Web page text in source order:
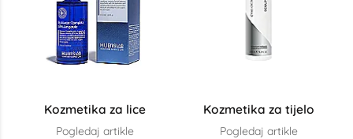
Kozmetika za lice
Pogledaj artikle
Kozmetika za tijelo
Pogledaj artikle